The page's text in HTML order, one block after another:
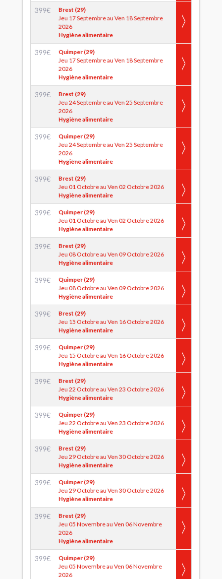
399€
Brest (29)
Jeu 17 Septembre au Ven 18 Septembre
2026
Hygiène alimentaire
399€
Quimper (29)
Jeu 17 Septembre au Ven 18 Septembre
2026
Hygiène alimentaire
399€
Brest (29)
Jeu 24 Septembre au Ven 25 Septembre
2026
Hygiène alimentaire
399€
Quimper (29)
Jeu 24 Septembre au Ven 25 Septembre
2026
Hygiène alimentaire
399€
Brest (29)
Jeu 01 Octobre au Ven 02 Octobre 2026
Hygiène alimentaire
399€
Quimper (29)
Jeu 01 Octobre au Ven 02 Octobre 2026
Hygiène alimentaire
399€
Brest (29)
Jeu 08 Octobre au Ven 09 Octobre 2026
Hygiène alimentaire
399€
Quimper (29)
Jeu 08 Octobre au Ven 09 Octobre 2026
Hygiène alimentaire
399€
Brest (29)
Jeu 15 Octobre au Ven 16 Octobre 2026
Hygiène alimentaire
399€
Quimper (29)
Jeu 15 Octobre au Ven 16 Octobre 2026
Hygiène alimentaire
399€
Brest (29)
Jeu 22 Octobre au Ven 23 Octobre 2026
Hygiène alimentaire
399€
Quimper (29)
Jeu 22 Octobre au Ven 23 Octobre 2026
Hygiène alimentaire
399€
Brest (29)
Jeu 29 Octobre au Ven 30 Octobre 2026
Hygiène alimentaire
399€
Quimper (29)
Jeu 29 Octobre au Ven 30 Octobre 2026
Hygiène alimentaire
399€
Brest (29)
Jeu 05 Novembre au Ven 06 Novembre
2026
Hygiène alimentaire
399€
Quimper (29)
Jeu 05 Novembre au Ven 06 Novembre
2026